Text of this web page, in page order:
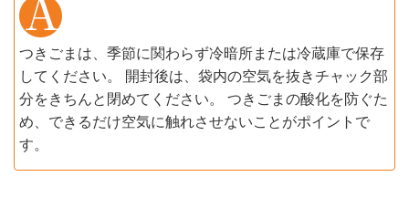
つきごまは、季節に関わらず冷暗所または冷蔵庫で保存
してください。 開封後は、袋内の空気を抜きチャック部
分をきちんと閉めてください。 つきごまの酸化を防ぐた
め、できるだけ空気に触れさせないことがポイントで
す。